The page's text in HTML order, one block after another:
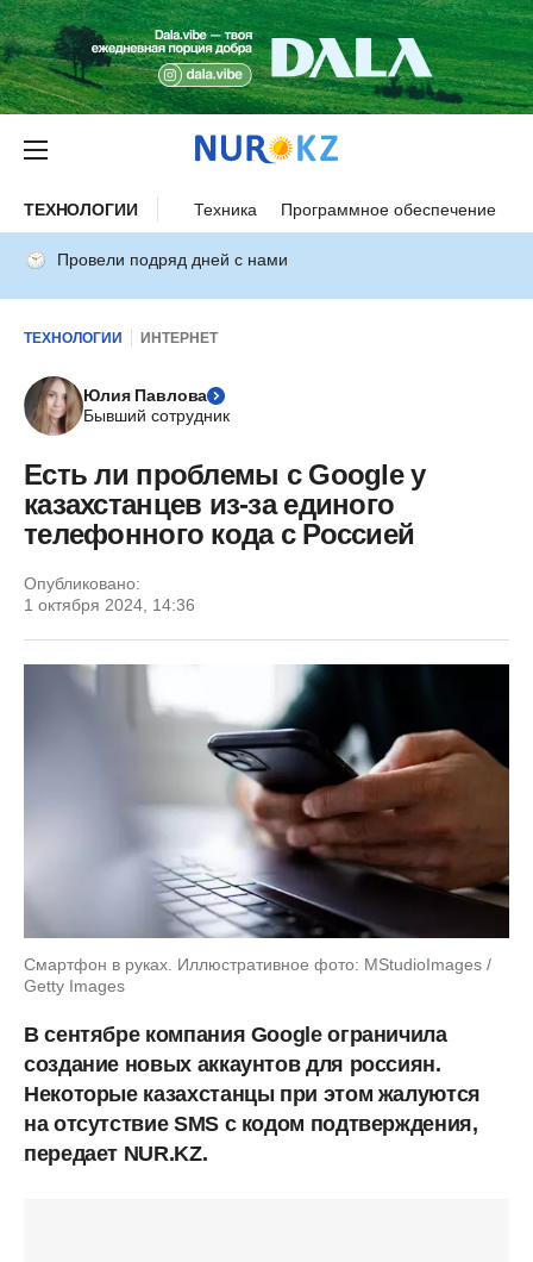
ТЕХНОЛОГИИ Техника Программное обеспечение
Провели подряд дней с нами
ТЕХНОЛОГИИ ИНТЕРНЕТ
Юлия Павлова
Бывший сотрудник
Есть ли проблемы с Googlе у
казахстанцев из-за единого
телефонного кода с Россией
Опубликовано:
1 октября 2024, 14:36
Смартфон в руках. Иллюстративное фото: MStudioImages /
Getty Images
В сентябре компания Google ограничила
создание новых аккаунтов для россиян.
Некоторые казахстанцы при этом жалуются
на отсутствие SMS с кодом подтверждения,
передает NUR.KZ.